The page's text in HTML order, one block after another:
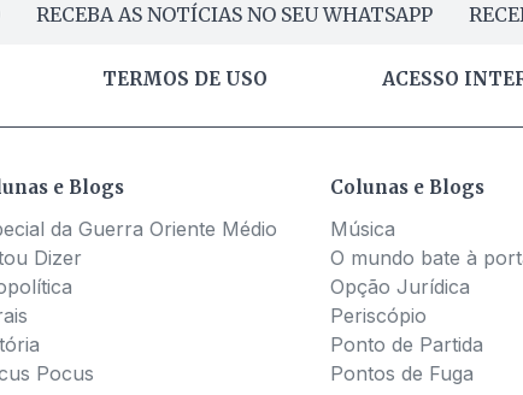
RECEBA AS NOTÍCIAS NO SEU WHATSAPP
TERMOS DE USO ACESSO
e Blogs
da Guerra Oriente Médio
Dizer
Pocus
Colunas e Blogs
Música
O mundo bate à
Opção Jurídica
Periscópio
Ponto de Partida
Pontos de Fuga